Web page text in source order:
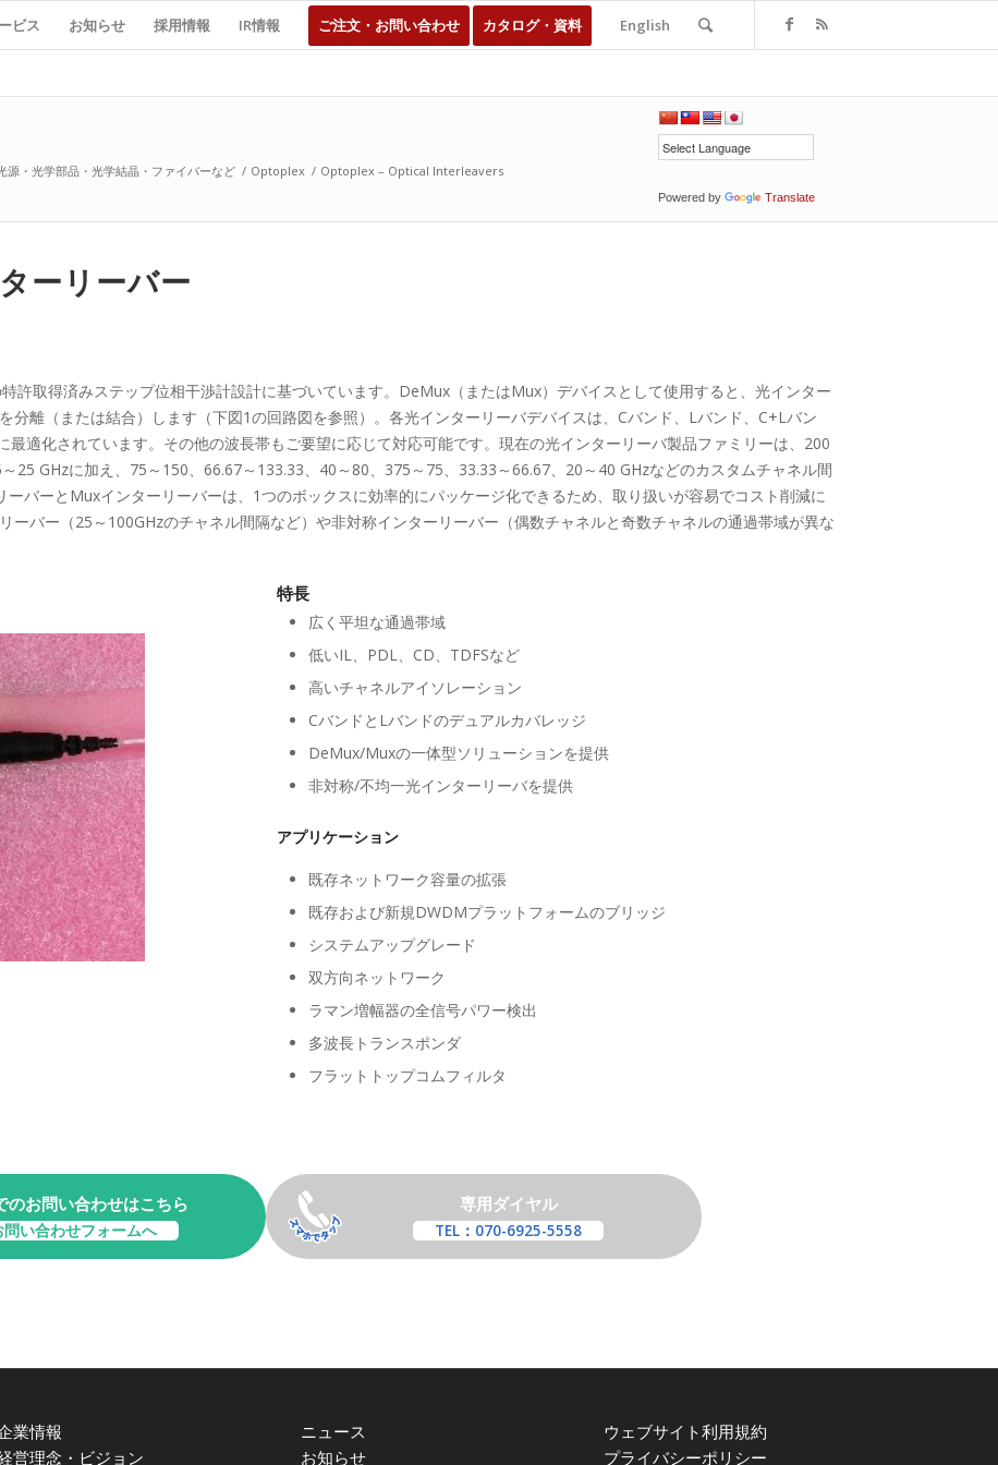
ビス お知らせ 採用情報 IR情報 ご注文・お問い合わせ カタログ・資料 English
Powered by Translate
源・光学部品・光学結晶・ファイバーなど / Optoplex / Optoplex – Optical Interleavers
ーリーバー
許取得済みステップ位相干渉計設計に基づいています。DeMux（またはMux）デバイスとして使用すると、光インター
分離（または結合）します（下図1の回路図を参照）。各光インターリーバデバイスは、Cバンド、Lバンド、C+Lバン
最適化されています。その他の波長帯もご要望に応じて対応可能です。現在の光インターリーバ製品ファミリーは、200
25 GHzに加え、75～150、66.67～133.33、40～80、375～75、33.33～66.67、20～40 GHzなどのカスタムチャネル間
バーとMuxインターリーバーは、1つのボックスに効率的にパッケージ化できるため、取り扱いが容易でコスト削減に
ーバー（25～100GHzのチャネル間隔など）や非対称インターリーバー（偶数チャネルと奇数チャネルの通過帯域が異な
特長
広く平坦な通過帯域
低いIL、PDL、CD、TDFSなど
高いチャネルアイソレーション
CバンドとLバンドのデュアルカバレッジ
DeMux/Muxの一体型ソリューションを提供
非対称/不均一光インターリーバを提供
アプリケーション
既存ネットワーク容量の拡張
既存および新規DWDMプラットフォームのブリッジ
システムアップグレード
双方向ネットワーク
ラマン増幅器の全信号パワー検出
多波長トランスポンダ
フラットトップコムフィルタ
のお問い合わせはこちら
問い合わせフォームへ
専用ダイヤル
TEL：070-6925-5558
業情報
営理念・ビジョン
ニュース
お知らせ
ウェブサイト利用規約
プライバシーポリシー